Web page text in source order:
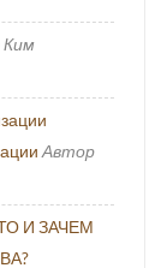
Ким
Автор
И ЗАЧЕМ